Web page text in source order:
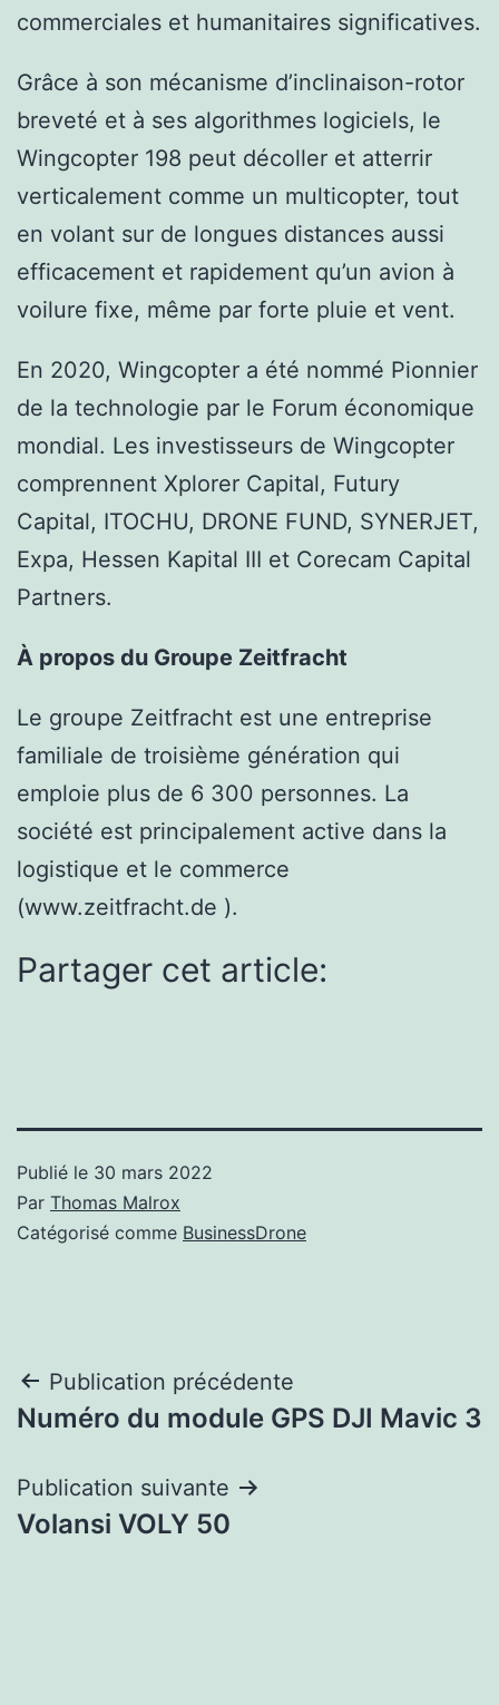
commerciales et humanitaires significatives.
Grâce à son mécanisme d’inclinaison-rotor
breveté et à ses algorithmes logiciels, le
Wingcopter 198 peut décoller et atterrir
verticalement comme un multicopter, tout
en volant sur de longues distances aussi
efficacement et rapidement qu’un avion à
voilure fixe, même par forte pluie et vent.
En 2020, Wingcopter a été nommé Pionnier
de la technologie par le Forum économique
mondial. Les investisseurs de Wingcopter
comprennent Xplorer Capital, Futury
Capital, ITOCHU, DRONE FUND, SYNERJET,
Expa, Hessen Kapital III et Corecam Capital
Partners.
À propos du Groupe Zeitfracht
Le groupe Zeitfracht est une entreprise
familiale de troisième génération qui
emploie plus de 6 300 personnes. La
société est principalement active dans la
logistique et le commerce
(www.zeitfracht.de ).
Partager cet article:
Publié le 30 mars 2022
Par Thomas Malrox
Catégorisé comme BusinessDrone
Navigation
de
l’article
Publication précédente
Numéro du module GPS DJI Mavic 3
Publication suivante
Volansi VOLY 50